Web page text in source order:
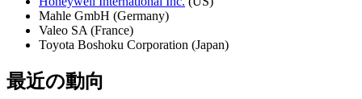
Mahle GmbH (Germany)
Valeo SA (France)
Toyota Boshoku Corporation (Japan)
最近の動向